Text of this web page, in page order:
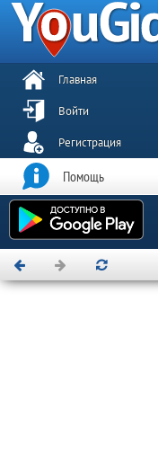
Главная
Войти
Регистрация
Помощь